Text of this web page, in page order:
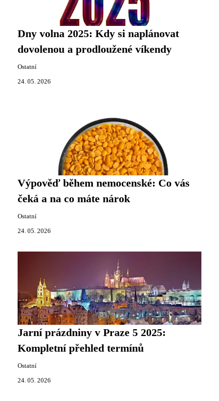
Dny volna 2025: Kdy si naplánovat
dovolenou a prodloužené víkendy
Ostatní
24. 05. 2026
Výpověď během nemocenské: Co vás
čeká a na co máte nárok
Ostatní
24. 05. 2026
Jarní prázdniny v Praze 5 2025:
Kompletní přehled termínů
Ostatní
24. 05. 2026